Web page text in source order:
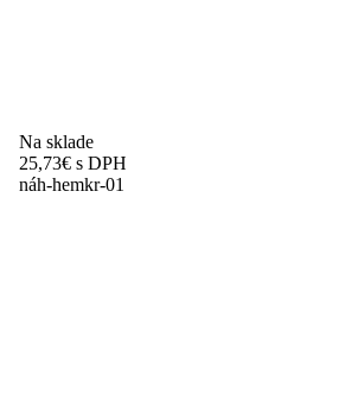
Na sklade
25,73€ s DPH
náh-hemkr-01